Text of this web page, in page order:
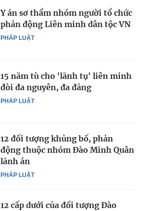
PHÁP LUẬT
Y án sơ thẩm nhóm người tổ chức
phản động Liên minh dân tộc VN
PHÁP LUẬT
15 năm tù cho 'lãnh tụ' liên minh
đòi đa nguyên, đa đảng
PHÁP LUẬT
12 đối tượng khủng bố, phản
động thuộc nhóm Đào Minh Quân
lãnh án
12 cấp dưới của đối tượng Đào